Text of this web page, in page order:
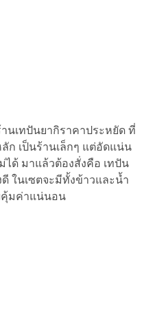
านเทปันยากิราคาประหยัด ที่
ก เป็นร้านเล็กๆ แต่อัดแน่น
ด้ มาแล้วต้องสั่งคือ เทปัน
ในเซตจะมีทั้งข้าวและน้ำ
คุ้มค่าแน่นอน